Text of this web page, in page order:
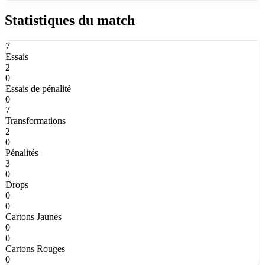
Statistiques du match
7
Essais
2
0
Essais de pénalité
0
7
Transformations
2
0
Pénalités
3
0
Drops
0
0
Cartons Jaunes
0
0
Cartons Rouges
0